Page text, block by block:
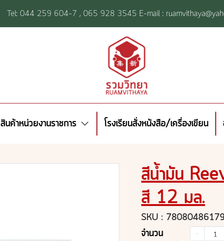
Tel: 044 259 604-7 ,065 928 3545 E-mail :
สินค้าหน่วยงานราชการ โรงเรียนสั่งหนังสือ/เครื่องเขียน
สีน้ำมัน
สี 12 มล.
SKU :
จำนวน